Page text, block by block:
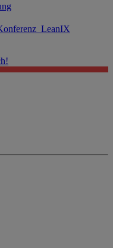
LeanIX